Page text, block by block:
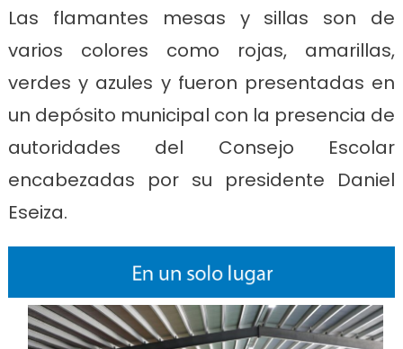
Las flamantes mesas y sillas son de
varios colores como rojas, amarillas,
verdes y azules y fueron presentadas en
un depósito municipal con la presencia de
autoridades del Consejo Escolar
encabezadas por su presidente Daniel
Eseiza.